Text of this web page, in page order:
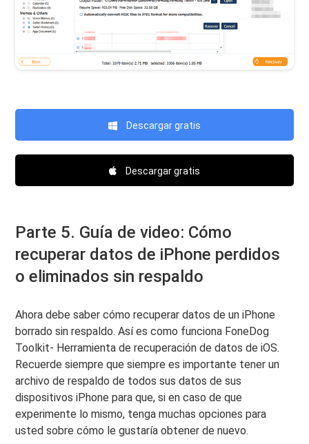
Descargar gratis
Descargar gratis
Parte 5. Guía de video: Cómo
recuperar datos de iPhone perdidos
o eliminados sin respaldo
Ahora debe saber cómo recuperar datos de un iPhone
borrado sin respaldo. Así es como funciona FoneDog
Toolkit- Herramienta de recuperación de datos de iOS.
Recuerde siempre que siempre es importante tener un
archivo de respaldo de todos sus datos de sus
dispositivos iPhone para que, si en caso de que
experimente lo mismo, tenga muchas opciones para
usted sobre cómo le gustaría obtener de nuevo.